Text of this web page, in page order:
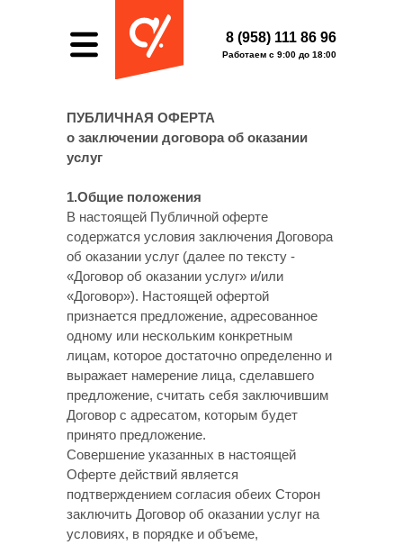
8 (958) 111 86 96
Работаем с 9:00 до 18:00
ПУБЛИЧНАЯ ОФЕРТА
о заключении договора об оказании
услуг
1.Общие положения
В настоящей Публичной оферте
содержатся условия заключения Договора
об оказании услуг (далее по тексту -
«Договор об оказании услуг» и/или
«Договор»). Настоящей офертой
признается предложение, адресованное
одному или нескольким конкретным
лицам, которое достаточно определенно и
выражает намерение лица, сделавшего
предложение, считать себя заключившим
Договор с адресатом, которым будет
принято предложение.
Совершение указанных в настоящей
Оферте действий является
подтверждением согласия обеих Сторон
заключить Договор об оказании услуг на
условиях, в порядке и объеме,